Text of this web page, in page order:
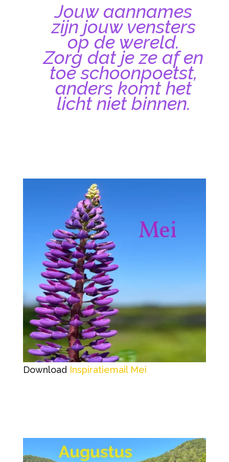
Jouw aannames
zijn jouw vensters
op de wereld.
Zorg dat je ze af en
toe schoonpoetst,
anders komt het
licht niet binnen.
Download Inspiratiemail Mei